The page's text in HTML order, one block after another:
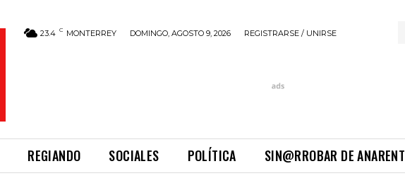
23.4 C MONTERREY DOMINGO, AGOSTO 9, 2026 REGISTRARSE / UNIRSE
REGIANDO SOCIALES POLÍTICA SIN@RROBAR DE ANARENT